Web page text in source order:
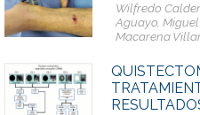
Wilfredo
Aguayo,
Macarena